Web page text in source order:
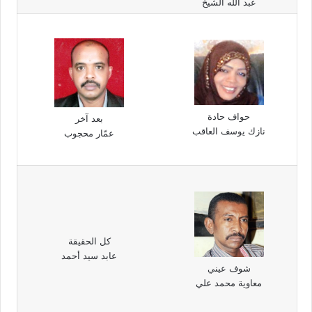
حواف حادة
نازك يوسف العاقب
بعد آخر
عمّار محجوب
شوف عيني
معاوية محمد علي
كل الحقيقة
عابد سيد أحمد